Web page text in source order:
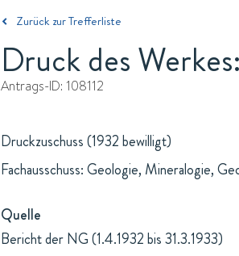
Zurück zur Trefferliste
Druck des
Antrags-ID: 108112
Druckzuschuss (1932 bewilligt)
Fachausschuss: Geologie, Mineralogie,
Quelle
Bericht der NG (1.4.1932 bis 31.3.1933)